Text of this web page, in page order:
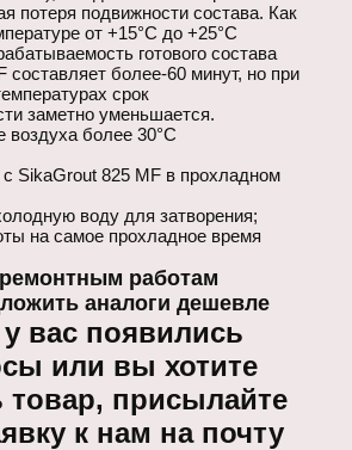
потеря подвижности состава. Как
от +15°С до +25°С
готового состава
составляет более-60 минут, но при
срок
заметно уменьшается.
воздуха более 30°С
SikaGrout 825 MF в прохладном
воду для затворения;
на самое прохладное время
работам
аналоги дешевле
вас появились
или вы хотите
товар, присылайте
к нам на почту